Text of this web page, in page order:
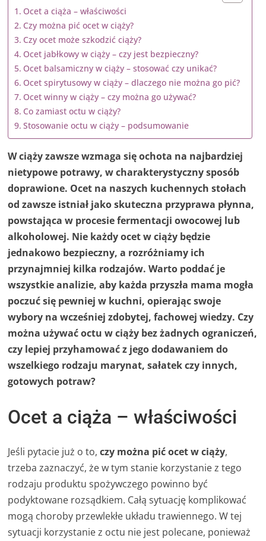
Ocet a ciąża – właściwości
Czy można pić ocet w ciąży?
Czy ocet może szkodzić ciąży?
Ocet jabłkowy w ciąży – czy jest bezpieczny?
Ocet balsamiczny w ciąży – stosować czy unikać?
Ocet spirytusowy w ciąży – dlaczego nie można go pić?
Ocet winny w ciąży – czy można go używać?
Co zamiast octu w ciąży?
Stosowanie octu w ciąży – podsumowanie
W ciąży zawsze wzmaga się ochota na najbardziej
nietypowe potrawy, w charakterystyczny sposób
doprawione. Ocet na naszych kuchennych stołach
od zawsze istniał jako skuteczna przyprawa płynna,
powstająca w procesie fermentacji owocowej lub
alkoholowej. Nie każdy ocet w ciąży będzie
jednakowo bezpieczny, a rozróżniamy ich
przynajmniej kilka rodzajów. Warto poddać je
wszystkie analizie, aby każda przyszła mama mogła
poczuć się pewniej w kuchni, opierając swoje
wybory na wcześniej zdobytej, fachowej wiedzy. Czy
można używać octu w ciąży bez żadnych ograniczeń,
czy lepiej przyhamować z jego dodawaniem do
wszelkiego rodzaju marynat, sałatek czy innych,
gotowych potraw?
Ocet a ciąża – właściwości
Jeśli pytacie już o to,czy można pić ocet w ciąży,
trzeba zaznaczyć, że w tym stanie korzystanie z tego
rodzaju produktu spożywczego powinno być
podyktowane rozsądkiem. Całą sytuację komplikować
mogą choroby przewlekłe układu trawiennego. W tej
sytuacji korzystanie z octu nie jest polecane, ponieważ